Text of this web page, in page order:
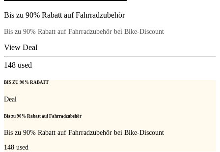
Bis zu 90% Rabatt auf Fahrradzubehör
Bis zu 90% Rabatt auf Fahrradzubehör bei Bike-Discount
View Deal
148 used
BIS ZU 90% RABATT
Deal
Bis zu 90% Rabatt auf Fahrradzubehör
Bis zu 90% Rabatt auf Fahrradzubehör bei Bike-Discount
148 used